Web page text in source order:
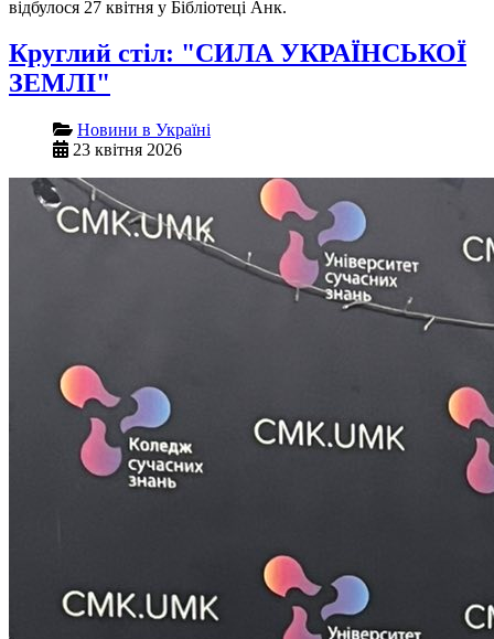
відбулося 27 квітня у Бібліотеці Анк.
Круглий стіл: "СИЛА УКРАЇНСЬКОЇ
ЗЕМЛІ"
Новини в Україні
23 квітня 2026